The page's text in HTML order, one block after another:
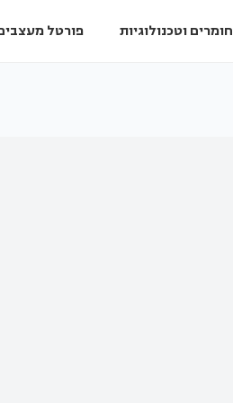
חומרים וטכנולוגיות פורטל